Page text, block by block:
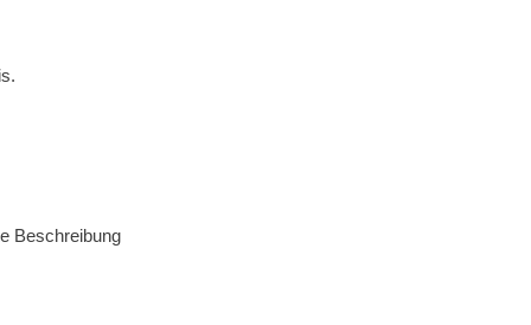
Beschreibung